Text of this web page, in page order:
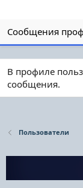
Сообщения
В профиле
сообщения.
Пользователи